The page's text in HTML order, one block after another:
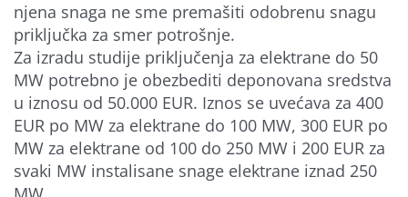
njena snaga ne sme premašiti odobrenu snagu
priključka za smer potrošnje.
Za izradu studije priključenja za elektrane do 50
MW potrebno je obezbediti deponovana sredstva
u iznosu od 50.000 EUR. Iznos se uvećava za 400
EUR po MW za elektrane do 100 MW, 300 EUR po
MW za elektrane od 100 do 250 MW i 200 EUR za
svaki MW instalisane snage elektrane iznad 250